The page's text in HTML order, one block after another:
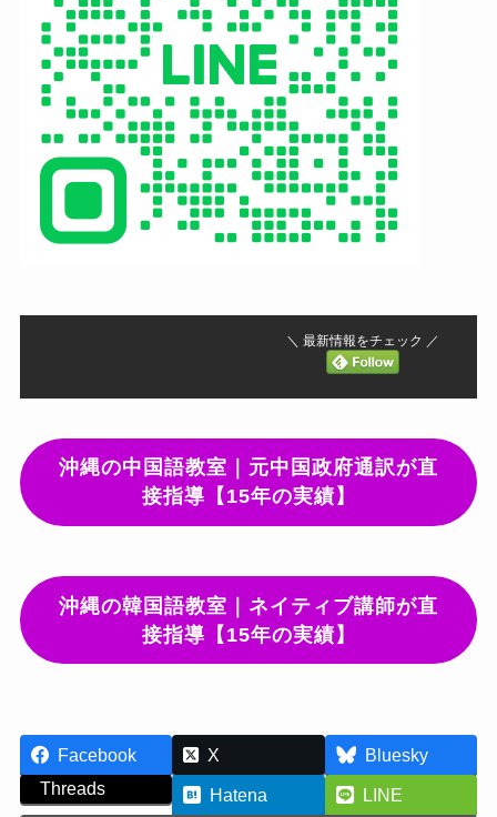
＼ 最新情報をチェック ／
沖縄の中国語教室｜元中国政府通訳が直
接指導【15年の実績】
沖縄の韓国語教室｜ネイティブ講師が直
接指導【15年の実績】
Facebook X
Bluesky
Threads
Hatena
LINE